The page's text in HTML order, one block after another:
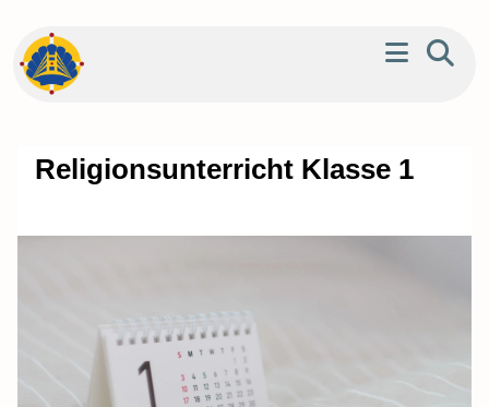
Religionsunterricht Klasse 1